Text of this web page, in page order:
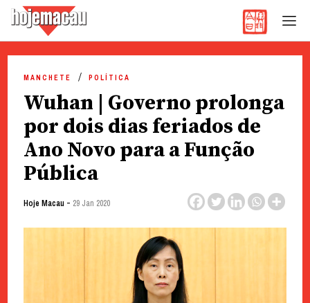
content
MANCHETE POLÍTICA
Wuhan | Governo prolonga
por dois dias feriados de
Ano Novo para a Função
Pública
Hoje Macau - 29 Jan 2020